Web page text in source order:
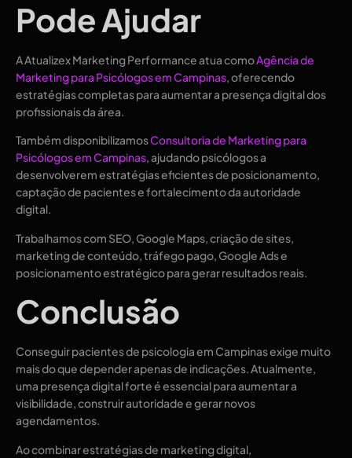
Pode Ajudar
A Atualizex Marketing Performance atua comoAgência de
Marketing para Psicólogos em Campinas, oferecendo
estratégias completas para aumentar a presença digital dos
profissionais da área.
Também disponibilizamosConsultoria de Marketing para
Psicólogos em Campinas, ajudando psicólogos a
desenvolverem estratégias eficientes de posicionamento,
captação de pacientes e fortalecimento da autoridade
digital.
Trabalhamos com SEO, Google Maps, criação de sites,
marketing de conteúdo, tráfego pago, Google Ads e
posicionamento estratégico para gerar resultados reais.
Conclusão
Conseguir pacientes de psicologia em Campinas exige muito
mais do que depender apenas de indicações. Atualmente,
uma presença digital forte é essencial para aumentar a
visibilidade, construir autoridade e gerar novos
agendamentos.
Ao combinar estratégias de marketing digital,